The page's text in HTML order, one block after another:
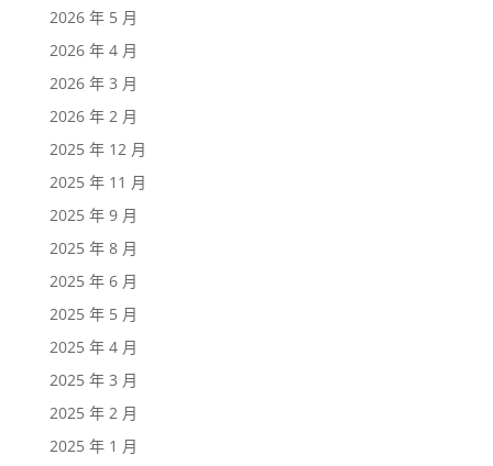
2026 年 5 月
2026 年 4 月
2026 年 3 月
2026 年 2 月
2025 年 12 月
2025 年 11 月
2025 年 9 月
2025 年 8 月
2025 年 6 月
2025 年 5 月
2025 年 4 月
2025 年 3 月
2025 年 2 月
2025 年 1 月